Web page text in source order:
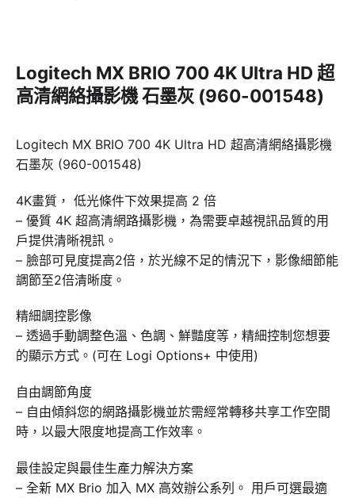
Logitech MX BRIO 700 4K Ultra HD 超
高清網絡攝影機 石墨灰 (960-001548)
Logitech MX BRIO 700 4K Ultra HD 超高清網絡攝影機
石墨灰 (960-001548)
4K畫質， 低光條件下效果提高 2 倍
– 優質 4K 超高清網路攝影機，為需要卓越視訊品質的用
戶提供清晰視訊。
– 臉部可見度提高2倍，於光線不足的情況下，影像細節能
調節至2倍清晰度。
精細調控影像
– 透過手動調整色溫、色調、鮮豔度等，精細控制您想要
的顯示方式。(可在 Logi Options+ 中使用)
自由調節角度
– 自由傾斜您的網路攝影機並於需經常轉移共享工作空間
時，以最大限度地提高工作效率。
最佳設定與最佳生產力解決方案
– 全新 MX Brio 加入 MX 高效辦公系列。 用戶可選最適